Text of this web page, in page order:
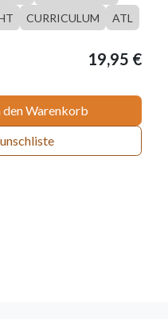
CURRICULUM ATL
den Warenkorb
19,95 €